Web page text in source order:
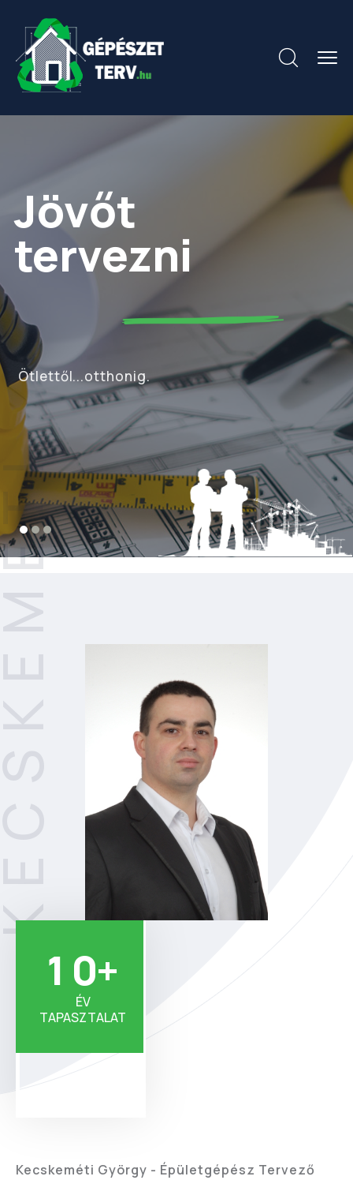
Ötlettől...otthonig.
Jövőt
tervezni
1 0+
ÉV
TAPASZTALAT
Kecskeméti György - Épületgépész Tervező